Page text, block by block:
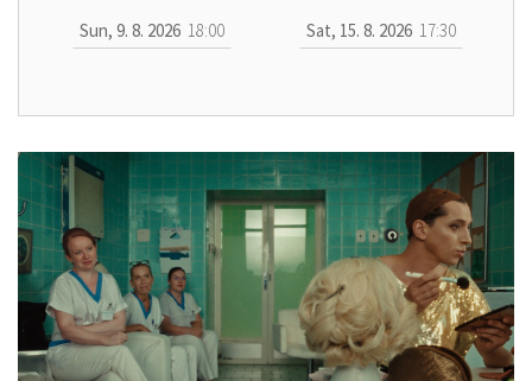
Sun, 9. 8. 2026 18:00 Sat, 15. 8. 2026 17:30